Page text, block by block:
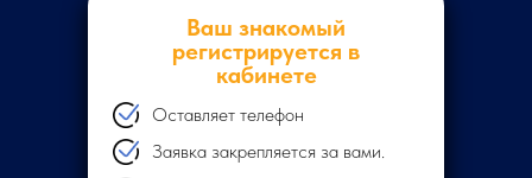
Ваш знакомый
регистрируется в
кабинете
Оставляет телефон
Заявка закрепляется за вами.